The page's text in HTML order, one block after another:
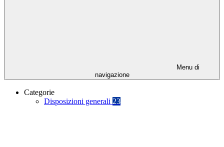
Menu di
navigazione
Categorie
Disposizioni generali 23